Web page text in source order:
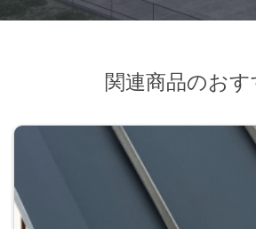
関連商品のおす